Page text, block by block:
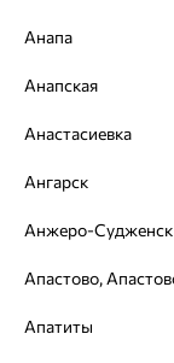
Анапа
Анапская
Анастасиевка
Ангарск
Анжеро-Судженск
Апатиты